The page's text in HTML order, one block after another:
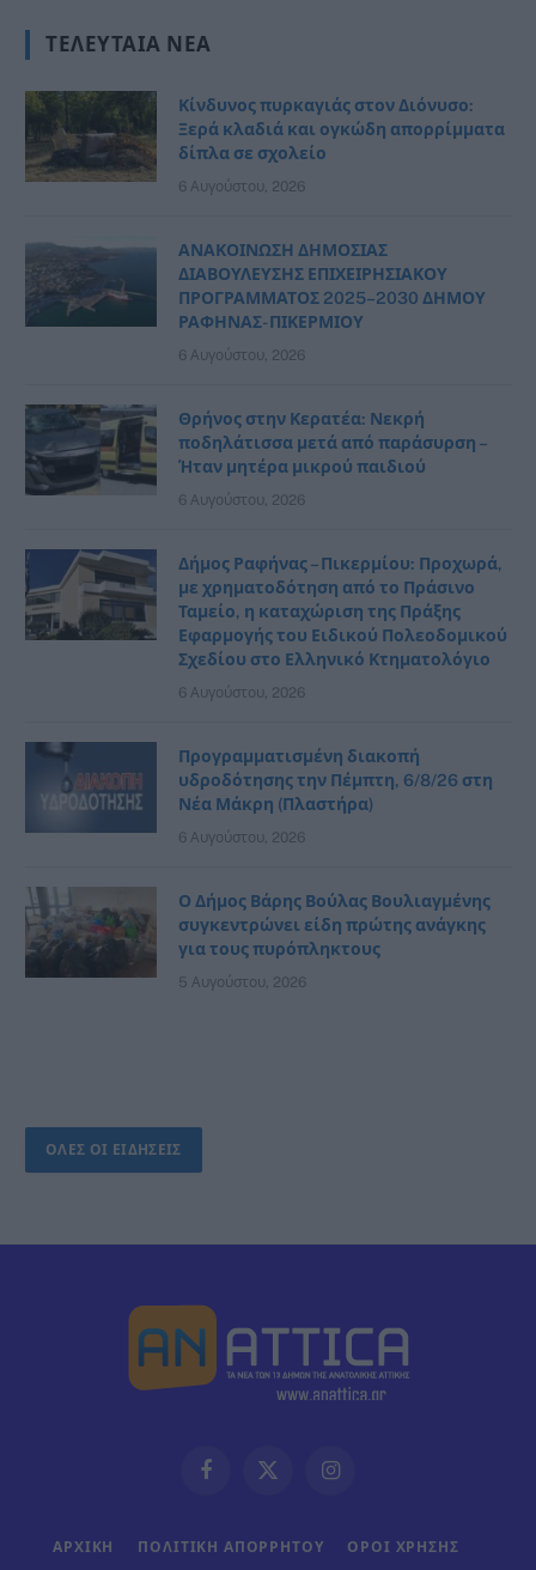
ΤΕΛΕΥΤΑΊΑ ΝΈΑ
Κίνδυνος πυρκαγιάς στον Διόνυσο:
Ξερά κλαδιά και ογκώδη απορρίμματα
δίπλα σε σχολείο
6 Αυγούστου, 2026
ΑΝΑΚΟΙΝΩΣΗ ΔΗΜΟΣΙΑΣ
ΔΙΑΒΟΥΛΕΥΣΗΣ ΕΠΙΧΕΙΡΗΣΙΑΚΟΥ
ΠΡΟΓΡΑΜΜΑΤΟΣ 2025–2030 ΔΗΜΟΥ
ΡΑΦΗΝΑΣ- ΠΙΚΕΡΜΙΟΥ
6 Αυγούστου, 2026
Θρήνος στην Κερατέα: Νεκρή
ποδηλάτισσα μετά από παράσυρση –
Ήταν μητέρα μικρού παιδιού
6 Αυγούστου, 2026
Δήμος Ραφήνας – Πικερμίου: Προχωρά,
με χρηματοδότηση από το Πράσινο
Ταμείο, η καταχώριση της Πράξης
Εφαρμογής του Ειδικού Πολεοδομικού
Σχεδίου στο Ελληνικό Κτηματολόγιο
6 Αυγούστου, 2026
Προγραμματισμένη διακοπή
υδροδότησης την Πέμπτη, 6/8/26 στη
Νέα Μάκρη (Πλαστήρα)
6 Αυγούστου, 2026
Ο Δήμος Βάρης Βούλας Βουλιαγμένης
συγκεντρώνει είδη πρώτης ανάγκης
για τους πυρόπληκτους
5 Αυγούστου, 2026
ΟΛΕΣ ΟΙ ΕΙΔΗΣΕΙΣ
FacebookX
Instagram
ΑΡΧΙΚΗ ΠΟΛΙΤΙΚΗ ΑΠΟΡΡΗΤΟΥ ΟΡΟΙ ΧΡΗΣΗΣ